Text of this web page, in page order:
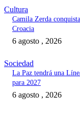
Cultura
Camila Zerda
Croacia
6 agosto , 2026
Sociedad
La Paz tendrá una
para 2027
6 agosto , 2026